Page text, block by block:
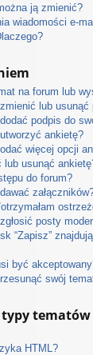
ją zmienić?
wiadomości e-
na forum lub
lub usunąć
podpis do
ankietę?
więcej opcji
usunąć
do forum?
posty
“Zapisz”
być
swój
tematów
HTML?